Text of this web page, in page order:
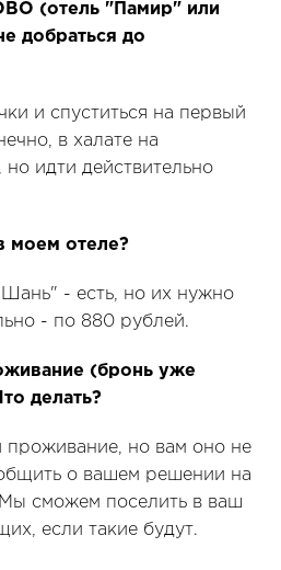
(отель "Памир" или
добраться до
и спуститься на первый
в халате на
идти действительно
моем отеле?
- есть, но их нужно
- по 880 рублей.
(бронь уже
делать?
проживание, но вам оно не
о вашем решении на
сможем поселить в ваш
если такие будут.